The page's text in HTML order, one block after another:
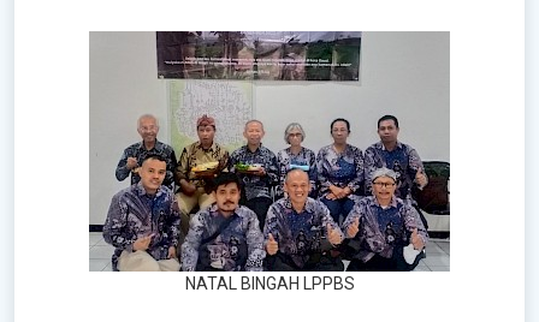
NATAL BINGAH LPPBS